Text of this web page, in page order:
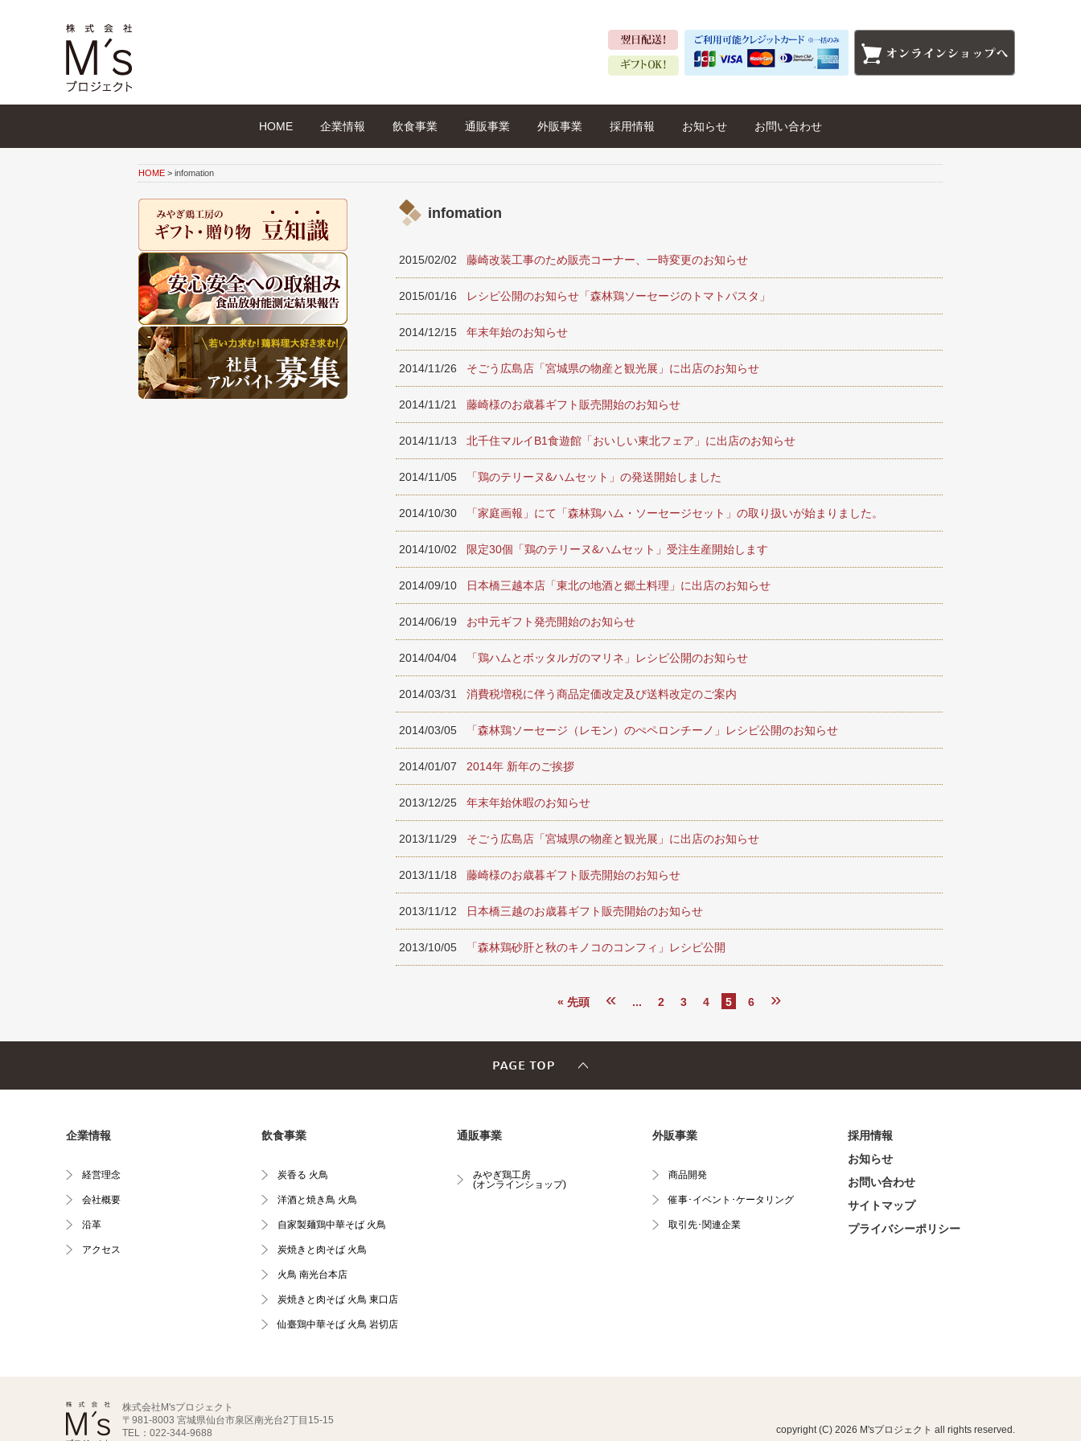
HOME 企業情報 飲食事業 通販事業 外販事業 採用情報 お知らせ お問い合わせ
HOME > infomation
infomation
2015/02/02 藤崎改装工事のため販売コーナー、一時変更のお知らせ
2015/01/16 レシピ公開のお知らせ「森林鶏ソーセージのトマトパスタ」
2014/12/15 年末年始のお知らせ
2014/11/26 そごう広島店「宮城県の物産と観光展」に出店のお知らせ
2014/11/21 藤崎様のお歳暮ギフト販売開始のお知らせ
2014/11/13 北千住マルイB1食遊館「おいしい東北フェア」に出店のお知らせ
2014/11/05 「鶏のテリーヌ&ハムセット」の発送開始しました
2014/10/30 「家庭画報」にて「森林鶏ハム・ソーセージセット」の取り扱いが始まりました。
2014/10/02 限定30個「鶏のテリーヌ&ハムセット」受注生産開始します
2014/09/10 日本橋三越本店「東北の地酒と郷土料理」に出店のお知らせ
2014/06/19 お中元ギフト発売開始のお知らせ
2014/04/04 「鶏ハムとボッタルガのマリネ」レシピ公開のお知らせ
2014/03/31 消費税増税に伴う商品定価改定及び送料改定のご案内
2014/03/05 「森林鶏ソーセージ（レモン）のぺペロンチーノ」レシピ公開のお知らせ
2014/01/07 2014年 新年のご挨拶
2013/12/25 年末年始休暇のお知らせ
2013/11/29 そごう広島店「宮城県の物産と観光展」に出店のお知らせ
2013/11/18 藤崎様のお歳暮ギフト販売開始のお知らせ
2013/11/12 日本橋三越のお歳暮ギフト販売開始のお知らせ
2013/10/05 「森林鶏砂肝と秋のキノコのコンフィ」レシピ公開
« 先頭 « ... 2 3 4 5 6 »
企業情報
経営理念
会社概要
沿革
アクセス
飲食事業
炭香る 火鳥
洋酒と焼き鳥 火鳥
自家製麺鶏中華そば 火鳥
炭焼きと肉そば 火鳥
火鳥 南光台本店
炭焼きと肉そば 火鳥 東口店
仙臺鶏中華そば 火鳥 岩切店
通販事業
みやぎ鶏工房
(オンラインショップ)
外販事業
商品開発
催事･イベント･ケータリング
取引先･関連企業
採用情報
お知らせ
お問い合わせ
サイトマップ
プライバシーポリシー
株式会社M'sプロジェクト
〒981-8003 宮城県仙台市泉区南光台2丁目15-15
TEL：022-344-9688
copyright (C) 2026 M'sプロジェクト all rights reserved.